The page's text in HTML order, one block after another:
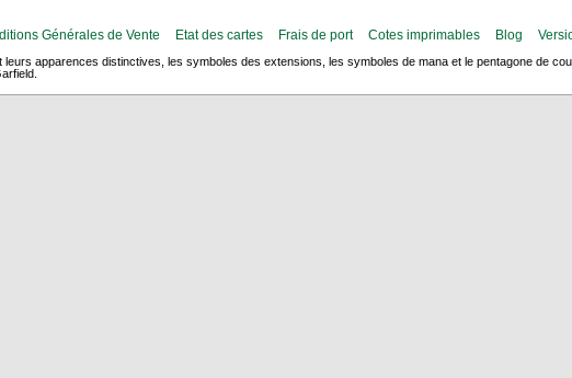
Générales de Vente Etat des cartes Frais de port Cotes imprimables Blog
apparences distinctives, les symboles des extensions, les symboles de mana et le pentagone de